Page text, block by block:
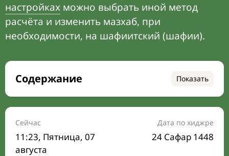
настройках можно выбрать иной метод
расчёта и изменить мазхаб, при
необходимости, на шафиитский (шафии).
Содержание Показать
Время намаза на сегодня
Расписание на месяц
Время Сухура и Ифтара на сегодня
Сейчас
11:23, Пятница, 07
августа
Дата по хиджре
24 Сафар 1448